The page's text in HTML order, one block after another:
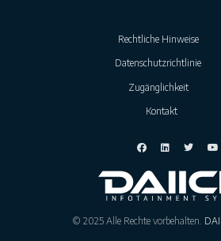
Rechtliche Hinweise
Datenschutzrichtlinie
Zugänglichkeit
Kontakt
© 2025 Alle Rechte vorbehalten.